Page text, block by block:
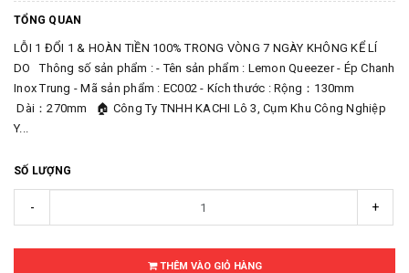
TỔNG QUAN
LỖI 1 ĐỔI 1 & HOÀN TIỀN 100% TRONG VÒNG 7 NGÀY KHÔNG KỂ LÍ
DO Thông số sản phẩm : - Tên sản phẩm : Lemon Queezer - Ép Chanh
Inox Trung - Mã sản phẩm : EC002 - Kích thước : Rộng：130mm
Dài：270mm 🏠 Công Ty TNHH KACHI Lô 3, Cụm Khu Công Nghiệp
Y...
SỐ LƯỢNG
- +
THÊM VÀO GIỎ HÀNG